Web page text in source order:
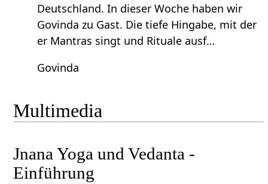
Deutschland. In dieser Woche haben wir
Govinda zu Gast. Die tiefe Hingabe, mit der
er Mantras singt und Rituale ausf…
Govinda
Multimedia
Jnana Yoga und Vedanta -
Einführung